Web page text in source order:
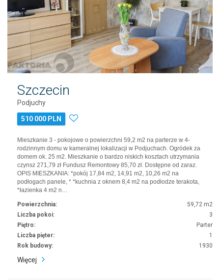
Szczecin
Podjuchy
510 000 PLN
Mieszkanie 3 - pokojowe o powierzchni 59,2 m2 na parterze w 4-
rodzinnym domu w kameralnej lokalizacji w Podjuchach. Ogródek za
domem ok. 25 m2. Mieszkanie o bardzo niskich kosztach utrzymania
czynsz 271,79 zł Fundusz Remontowy 85,70 zł. Dostępne od zaraz.
OPIS MIESZKANIA: *pokój 17,84 m2, 14,91 m2, 10,26 m2 na
podłogach panele, * *kuchnia z oknem 8,4 m2 na podłodze terakota,
*łazienka 4 m2 n…
Powierzchnia:
59,72 m2
Liczba pokoi:
3
Piętro:
Parter
Liczba pięter:
1
Rok budowy:
1930
Więcej